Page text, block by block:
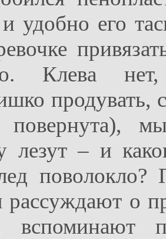
удобно его
Клева
продувать,
повернута),
лезут – и
рассуждают о
вспоминают